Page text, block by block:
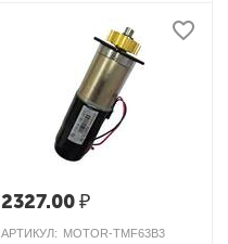
2327.00₽
АРТИКУЛ: MOTOR-TMF63B3